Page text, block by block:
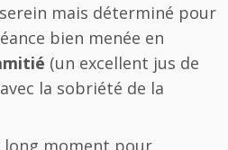
mais déterminé pour
bien menée en
(un excellent jus de
la sobriété de la
long moment pour